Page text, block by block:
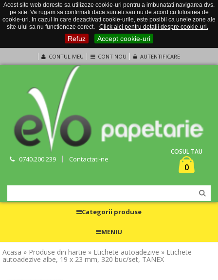
Acest site web doreste sa utilizeze cookie-uri pentru a imbunatati navigarea dvs.
pe site. Va rugam sa confirmati daca sunteti sau nu de acord cu folosirea de
cookie-uri. In cazul in care dezactivati cookie-urile, este posibil ca unele zone ale
site-ului sa nu functioneze corect.
Click aici pentru detalii despre cookie-uri.
Refuz Accept cookie-uri
CONTUL MEU CONT NOU AUTENTIFICARE
0740.200.239 Contactati-ne
COSUL TAU
0
Categorii produse
MENIU
Acasa » Produse din hartie » Etichete autoadezive » Etichete
autoadezive albe, 19 x 23 mm, 320 buc/set, TANEX